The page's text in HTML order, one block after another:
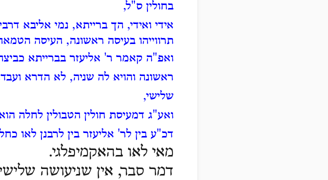
בחולין ס"ל,
אידי ואידי, הך ברייתא, נמי אליבא
תרווייהו בעיסה ראשונה, העיסה
ואפ"ה קאמר ר' אליעזר בברייתא
ראשונה והויא לה שניה, לא הדרא
שלישי,
ואע"ג דמעיסת חולין הטבולין לחלה
דכ"ע בין לר' אליעזר בין לרבנן לאו
מאי לאו בהאקמיפלגי.
דמר סבר, אין שניעושה שלישי